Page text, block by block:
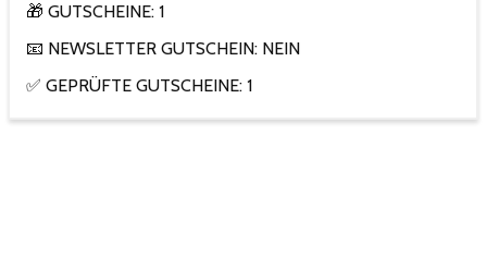
🎁 GUTSCHEINE: 1
📧 NEWSLETTER GUTSCHEIN: NEIN
✅ GEPRÜFTE GUTSCHEINE: 1